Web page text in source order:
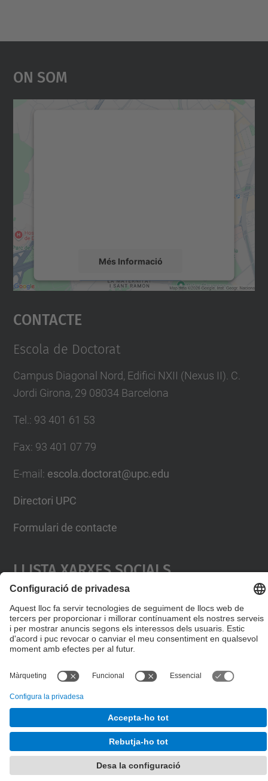
On Som
Més Informació
Accepta
powered by
Contacte
Escola de Doctorat
Campus Diagonal Nord, Edifici NXII (Nexus II). C.
Jordi Girona, 29 08034 Barcelona
Tel.: 93 401 61 53
Fax: 93 401 07 79
E-mail : escola.doctorat@upc.edu
Directori UPC
Formulari de contacte
Llista Xarxes Socials
Escola de Doctorat
Desenvolupat amb
Mapa del lloc
Accessibilitat
Avís legal
Configuració de privadesa